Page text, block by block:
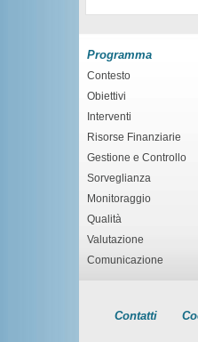
Programma
Contesto
Obiettivi
Interventi
Risorse Finanziarie
Gestione e Controllo
Sorveglianza
Monitoraggio
Qualità
Valutazione
Comunicazione
Contatti